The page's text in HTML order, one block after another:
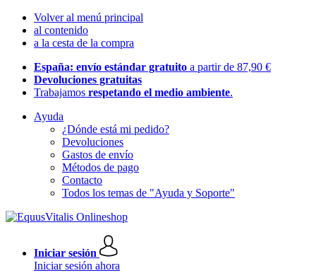
Volver al menú principal
al contenido
a la cesta de la compra
España: envío estándar gratuito a partir de 87,90 €
Devoluciones gratuitas
Trabajamos respetando el medio ambiente.
Ayuda
¿Dónde está mi pedido?
Devoluciones
Gastos de envío
Métodos de pago
Contacto
Todos los temas de "Ayuda y Soporte"
Iniciar sesión
Iniciar sesión ahora